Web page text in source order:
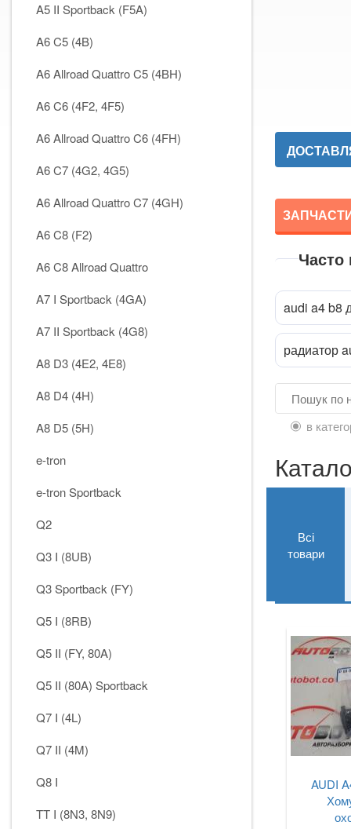
A5 II Sportback (F5A)
A6 C5 (4B)
A6 Allroad Quattro C5 (4BH)
A6 C6 (4F2, 4F5)
A6 Allroad Quattro C6 (4FH)
A6 C7 (4G2, 4G5)
A6 Allroad Quattro C7 (4GH)
A6 C8 (F2)
A6 C8 Allroad Quattro
A7 I Sportback (4GA)
A7 II Sportback (4G8)
A8 D3 (4E2, 4E8)
A8 D4 (4H)
A8 D5 (5H)
e-tron
e-tron Sportback
Q2
Q3 I (8UB)
Q3 Sportback (FY)
Q5 I (8RB)
Q5 II (FY, 80A)
Q5 II (80A) Sportback
Q7 I (4L)
Q7 II (4M)
Q8 I
TT I (8N3, 8N9)
audi a4 b8
радиатор
в
Всі
товари
AUDI